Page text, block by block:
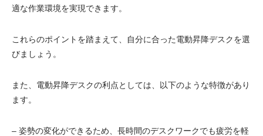
適な作業環境を実現できます。
これらのポイントを踏まえて、自分に合った電動昇降デスクを選
びましょう。
また、電動昇降デスクの利点としては、以下のような特徴があり
ます。
– 姿勢の変化ができるため、長時間のデスクワークでも疲労を軽